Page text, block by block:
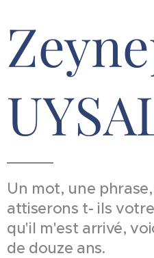
Un mot, une
attiserons t- ils
qu'il m'est arrivé,
de douze ans.